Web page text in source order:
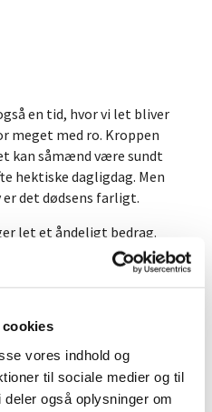
cookies
vores indhold og
til sociale medier og til
også oplysninger om
en tid, hvor vi let bliver
meget med ro. Kroppen
kan såmænd være sundt
hektiske dagligdag. Men
det dødsens farligt.
let et åndeligt bedrag.
den måde man taler,
man kan faktisk også
og ringe forskel. Udadtil
var nogen forskel. De
alle olielamper med.
at vente på gommen